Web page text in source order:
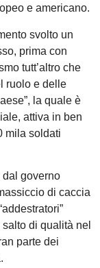
e americano.
svolto un
prima con
tutt’altro che
ruolo e delle
la quale è
attiva in ben
mila soldati
dal governo
di caccia
di qualità nel
parte dei